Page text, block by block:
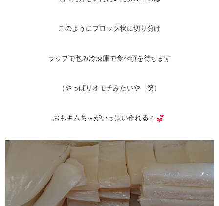
このようにブロック状に切り分け
ラップで包み冷凍庫で食べ頃を待ちます
（やっぱりオモチみたいや 笑）
おもキムち～がいっぱい作れるぅ